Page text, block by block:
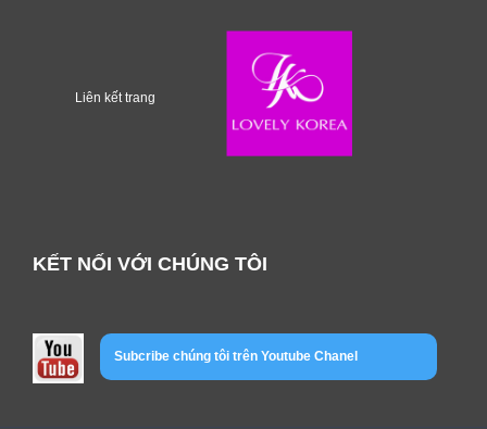
Liên kết trang
KẾT NỐI VỚI CHÚNG TÔI
Subcribe chúng tôi trên Youtube Chanel